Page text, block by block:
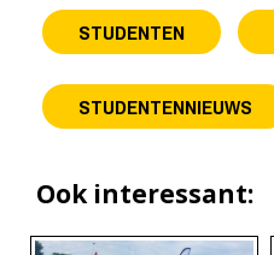
STUDENTEN
STUDENTENNIEUWS
Ook interessant: